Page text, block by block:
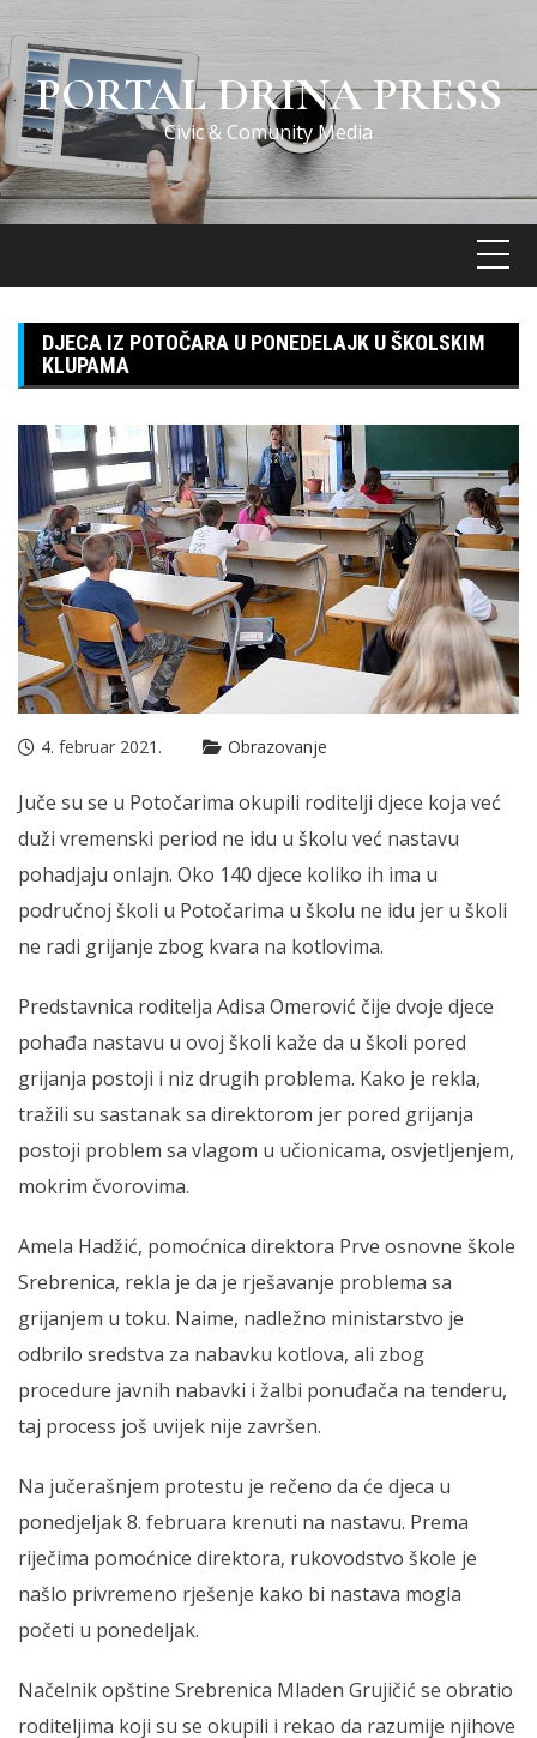
Skip
to
contentPORTAL DRINA PRESS
Civic & Comunity Media
DJECA IZ POTOČARA U PONEDELAJK U ŠKOLSKIM
KLUPAMA
4. februar 2021. Obrazovanje
Juče su se u Potočarima okupili roditelji djece koja već
duži vremenski period ne idu u školu već nastavu
pohadjaju onlajn. Oko 140 djece koliko ih ima u
područnoj školi u Potočarima u školu ne idu jer u školi
ne radi grijanje zbog kvara na kotlovima.
Predstavnica roditelja Adisa Omerović čije dvoje djece
pohađa nastavu u ovoj školi kaže da u školi pored
grijanja postoji i niz drugih problema. Kako je rekla,
tražili su sastanak sa direktorom jer pored grijanja
postoji problem sa vlagom u učionicama, osvjetljenjem,
mokrim čvorovima.
Amela Hadžić, pomoćnica direktora Prve osnovne škole
Srebrenica, rekla je da je rješavanje problema sa
grijanjem u toku. Naime, nadležno ministarstvo je
odbrilo sredstva za nabavku kotlova, ali zbog
procedure javnih nabavki i žalbi ponuđača na tenderu,
taj process još uvijek nije završen.
Na jučerašnjem protestu je rečeno da će djeca u
ponedjeljak 8. februara krenuti na nastavu. Prema
riječima pomoćnice direktora, rukovodstvo škole je
našlo privremeno rješenje kako bi nastava mogla
početi u ponedeljak.
Načelnik opštine Srebrenica Mladen Grujičić se obratio
roditeljima koji su se okupili i rekao da razumije njihove